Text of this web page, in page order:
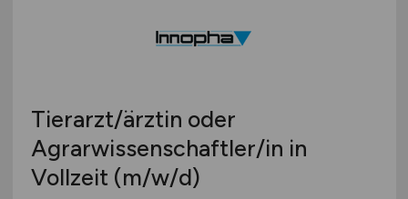
Tierarzt/ärztin oder
Agrarwissenschaftler/in in
Vollzeit (m/w/d)